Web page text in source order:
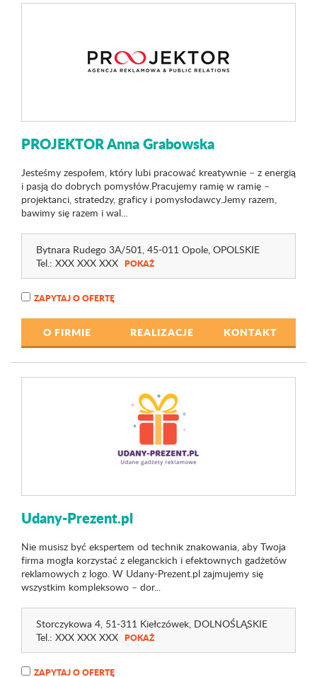
PROJEKTOR Anna Grabowska
Jesteśmy zespołem, który lubi pracować kreatywnie – z energią
i pasją do dobrych pomysłów.Pracujemy ramię w ramię –
projektanci, stratedzy, graficy i pomysłodawcy.Jemy razem,
bawimy się razem i wal...
Bytnara Rudego 3A/501, 45-011 Opole, OPOLSKIE
Tel.: XXX XXX XXX POKAŻ
ZAPYTAJ O OFERTĘ
O FIRMIE REALIZACJE KONTAKT
Udany-Prezent.pl
Nie musisz być ekspertem od technik znakowania, aby Twoja
firma mogła korzystać z eleganckich i efektownych gadżetów
reklamowych z logo. W Udany-Prezent.pl zajmujemy się
wszystkim kompleksowo – dor...
Storczykowa 4, 51-311 Kiełczówek, DOLNOŚLĄSKIE
Tel.: XXX XXX XXX POKAŻ
ZAPYTAJ O OFERTĘ